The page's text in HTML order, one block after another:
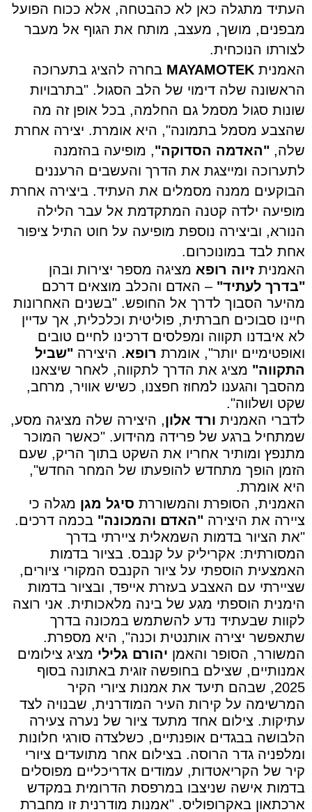
העתיד מתגלה כאן לא כהבטחה, אלא ככוח הפועל
מבפנים, מושך, מעצב, מותח את הגוף אל מעבר
לצורתו הנוכחית.
האמנית MAYAMOTEK בחרה להציג בתערוכה
הראשונה שלה דימוי של הלב הסגול. "בתרבויות
שונות סגול מסמל גם החלמה, בכל אופן זה מה
שהצבע מסמל בתמונה", היא אומרת. יצירה אחרת
שלה, "האדמה הסדוקה", מופיעה בהזמנה
לתערוכה ומייצגת את הדרך והעשבים הרעננים
הבוקעים ממנה מסמלים את העתיד. ביצירה אחרת
מופיעה ילדה קטנה המתקדמת אל עבר הלילה
הנורא, וביצירה נוספת מופיעה על חוט התיל ציפור
אחת לבד במונוכרום.
האמנית זיוה רופא מציגה מספר יצירות ובהן
"בדרך לעתיד" – האדם והכלב מוצאים דרכם
מהיער הסבוך לדרך אל החופש. "בשנים האחרונות
חיינו סבוכים חברתית, פוליטית וכלכלית, אך עדיין
לא איבדנו תקווה ומפלסים דרכינו לחיים טובים
ואופטימיים יותר", אומרת רופא. היצירה "שביל
התקווה" מציג את הדרך לתקווה, לאחר שיצאנו
מהסבך והגענו למחוז חפצנו, כשיש אוויר, מרחב,
שקט ושלווה".
לדברי האמנית ורד אלון, היצירה שלה מציגה מסע,
שמתחיל ברגע של פרידה מהידוע. "כאשר המוכר
מתנפץ ומותיר אחריו את השקט בתוך הריק, שעם
הזמן הופך מתחדש להופעתו של המחר החדש",
היא אומרת.
האמנית, הסופרת והמשוררת סיגל מגן מגלה כי
ציירה את היצירה "האדם והמכונה" בכמה דרכים.
"את הציור בדמות השמאלית ציירתי בדרך
המסורתית: אקריליק על קנבס. בציור בדמות
האמצעית הוספתי על ציור הקנבס המקורי ציורים,
שציירתי עם האצבע בעזרת אייפד, ובציור בדמות
הימנית הוספתי מגע של בינה מלאכותית. אני רוצה
לקוות שבעתיד נדע להשתמש במכונה בדרך
שתאפשר יצירה אותנטית וכנה", היא מספרת.
המשורר, הסופר והאמן יהורם גלילי מציג צילומים
אמנותיים, שצילם בחופשה זוגית באתונה בסוף
2025, שבהם תיעד את אמנות ציורי הקיר
המרשימה על קירות העיר המודרנית, שבנויה לצד
עתיקות. צילום אחד מתעד ציור של נערה צעירה
הלבושה בבגדים אופנתיים, כשלצדה סורגי חלונות
ומלפניה גדר הרוסה. בצילום אחר מתועדים ציורי
קיר של הקריאטדות, עמודים אדריכליים מפוסלים
בדמות אישה שניצבו במרפסת הדרומית במקדש
ארכתאון באקרופוליס. "אמנות מודרנית זו מחברת